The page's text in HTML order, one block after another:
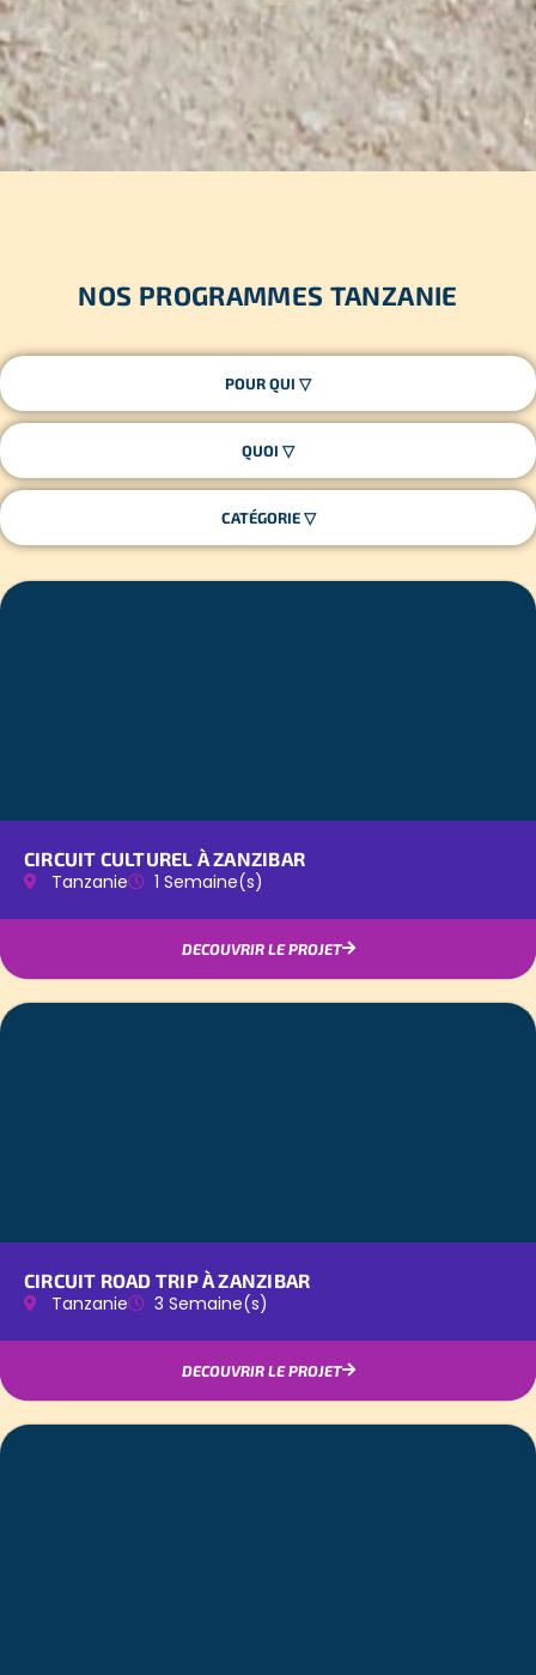
NOS PROGRAMMES TANZANIE
CIRCUIT CULTUREL À ZANZIBAR
Tanzanie 1 Semaine(s)
DECOUVRIR LE PROJET
CIRCUIT ROAD TRIP À ZANZIBAR
Tanzanie 3 Semaine(s)
DECOUVRIR LE PROJET